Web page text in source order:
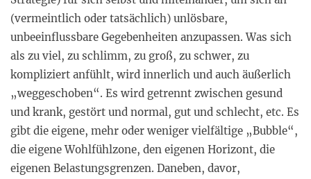
(vermeintlich oder tatsächlich) unlösbare,
unbeeinflussbare Gegebenheiten anzupassen. Was sich
als zu viel, zu schlimm, zu groß, zu schwer, zu
kompliziert anfühlt, wird innerlich und auch äußerlich
„weggeschoben“. Es wird getrennt zwischen gesund
und krank, gestört und normal, gut und schlecht, etc. Es
gibt die eigene, mehr oder weniger vielfältige „Bubble“,
die eigene Wohlfühlzone, den eigenen Horizont, die
eigenen Belastungsgrenzen. Daneben, davor,